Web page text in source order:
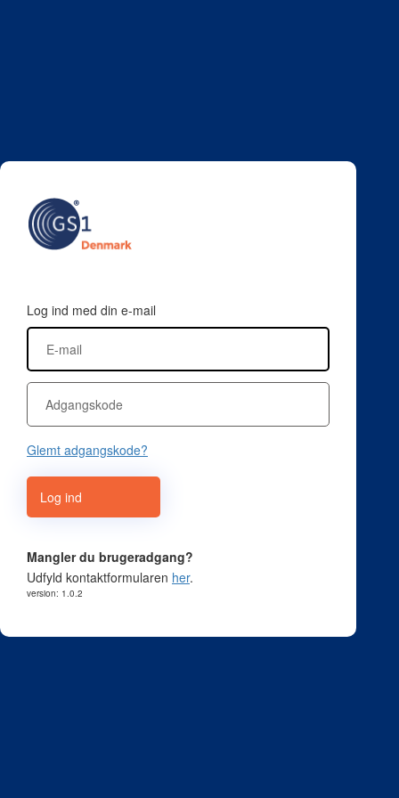
Log ind med din e-mail
Glemt adgangskode?
Log ind
Mangler du brugeradgang?
Udfyld kontaktformularen her.
version: 1.0.2